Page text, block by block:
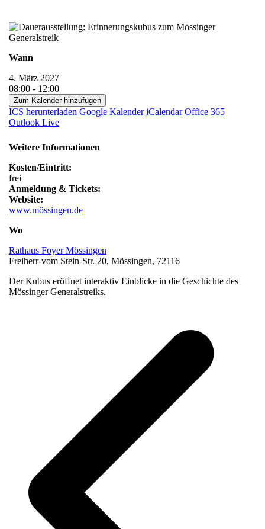
Wann
4. März 2027
08:00 - 12:00
Zum Kalender hinzufügen
ICS herunterladen Google Kalender iCalendar Office 365
Outlook Live
Weitere Informationen
Kosten/Eintritt:
frei
Anmeldung & Tickets:
Website:
www.mössingen.de
Wo
Rathaus Foyer Mössingen
Freiherr-vom Stein-Str. 20, Mössingen, 72116
Der Kubus eröffnet interaktiv Einblicke in die Geschichte des
Mössinger Generalstreiks.